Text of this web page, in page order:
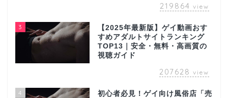
219864 view
3
【2025年最新版】ゲイ動画おす
すめアダルトサイトランキング
TOP13｜安全・無料・高画質の
視聴ガイド
207628 view
4
初心者必見！ゲイ向け風俗店「売